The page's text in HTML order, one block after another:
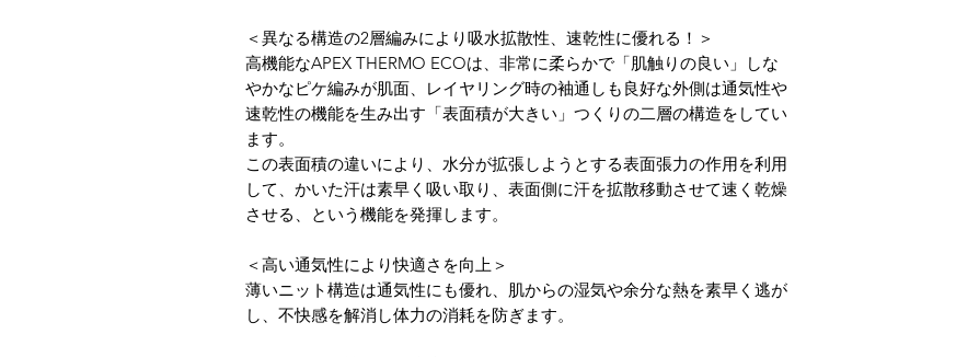
＜異なる構造の2層編みにより吸水拡散性、速乾性に優れる！＞
高機能なAPEX THERMO ECOは、非常に柔らかで「肌触りの良い」しな
やかなピケ編みが肌面、レイヤリング時の袖通しも良好な外側は通気性や
速乾性の機能を生み出す「表面積が大きい」つくりの二層の構造をしてい
ます。
この表面積の違いにより、水分が拡張しようとする表面張力の作用を利用
して、かいた汗は素早く吸い取り、表面側に汗を拡散移動させて速く乾燥
させる、という機能を発揮します。
＜高い通気性により快適さを向上＞
薄いニット構造は通気性にも優れ、肌からの湿気や余分な熱を素早く逃が
し、不快感を解消し体力の消耗を防ぎます。